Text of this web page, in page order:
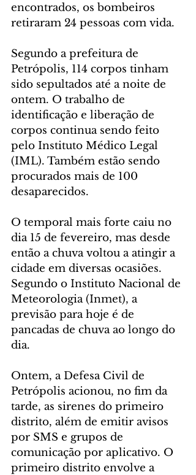
encontrados, os bombeiros
retiraram 24 pessoas com vida.
Segundo a prefeitura de
Petrópolis, 114 corpos tinham
sido sepultados até a noite de
ontem. O trabalho de
identificação e liberação de
corpos continua sendo feito
pelo Instituto Médico Legal
(IML). Também estão sendo
procurados mais de 100
desaparecidos.
O temporal mais forte caiu no
dia 15 de fevereiro, mas desde
então a chuva voltou a atingir a
cidade em diversas ocasiões.
Segundo o Instituto Nacional de
Meteorologia (Inmet), a
previsão para hoje é de
pancadas de chuva ao longo do
dia.
Ontem, a Defesa Civil de
Petrópolis acionou, no fim da
tarde, as sirenes do primeiro
distrito, além de emitir avisos
por SMS e grupos de
comunicação por aplicativo. O
primeiro distrito envolve a